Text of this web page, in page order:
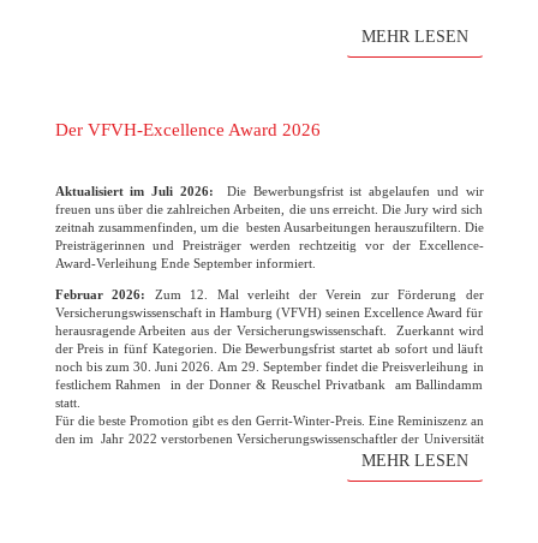
MEHR LESEN
Der VFVH-Excellence Award 2026
Aktualisiert im Juli 2026:
Die Bewerbungsfrist ist abgelaufen und wir
freuen uns über die zahlreichen Arbeiten, die uns erreicht. Die Jury wird sich
zeitnah zusammenfinden, um die besten Ausarbeitungen herauszufiltern. Die
Preisträgerinnen und Preisträger werden rechtzeitig vor der Excellence-
Award-Verleihung Ende September informiert.
Februar 2026: Zum 12. Mal verleiht der Verein zur Förderung der
Versicherungswissenschaft in Hamburg (VFVH) seinen Excellence Award für
herausragende Arbeiten aus der Versicherungswissenschaft. Zuerkannt wird
der Preis in fünf Kategorien. Die Bewerbungsfrist startet ab sofort und läuft
noch bis zum 30. Juni 2026. Am 29. September findet die Preisverleihung in
festlichem Rahmen in der Donner & Reuschel Privatbank am Ballindamm
statt.
Für die beste Promotion gibt es den Gerrit-Winter-Preis. Eine Reminiszenz an
den im Jahr 2022 verstorbenen Versicherungswissenschaftler der Universität
Hamburg. Der Verein freut sich wie immer auf die zahlreichen
MEHR LESEN